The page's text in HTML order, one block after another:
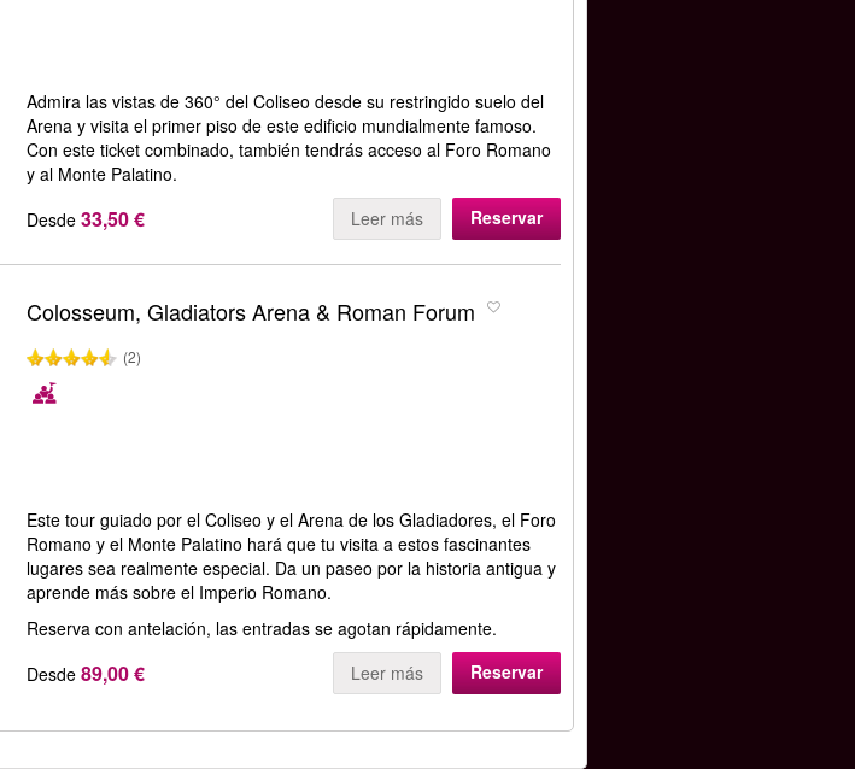
Admira las vistas de 360° del Coliseo desde su restringido suelo del
Arena y visita el primer piso de este edificio mundialmente famoso.
Con este ticket combinado, también tendrás acceso al Foro Romano
y al Monte Palatino.
Desde 33,50 € Leer más Reservar
Colosseum, Gladiators Arena & Roman Forum
(2)
Este tour guiado por el Coliseo y el Arena de los Gladiadores, el Foro
Romano y el Monte Palatino hará que tu visita a estos fascinantes
lugares sea realmente especial. Da un paseo por la historia antigua y
aprende más sobre el Imperio Romano.
Reserva con antelación, las entradas se agotan rápidamente.
Desde 89,00 € Leer más Reservar